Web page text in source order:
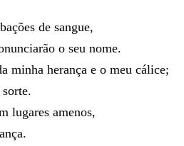
de sangue,
o seu nome.
minha herança e o meu cálice;
sorte.
lugares amenos,
.